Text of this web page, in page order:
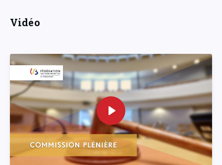
Vidéo